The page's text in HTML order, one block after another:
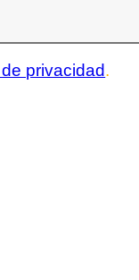
privacidad.